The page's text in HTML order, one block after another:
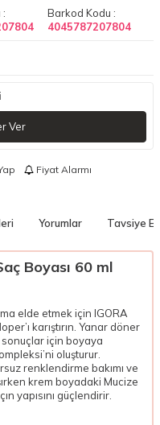
:
Barkod Kodu :
4045787207804
Ver
Fiyat Alarmı
Yorumlar Tavsiye Et
Boyası 60 ml
elde etmek için IGORA
karıştırın. Yanar döner
için boyaya
oluşturur.
renklendirme bakımı ve
krem boyadaki Mucize
yapısını güçlendirir.